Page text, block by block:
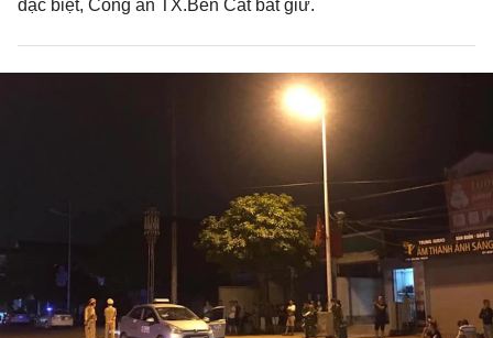
đặc biệt, Công an TX.Bến Cát bắt giữ.